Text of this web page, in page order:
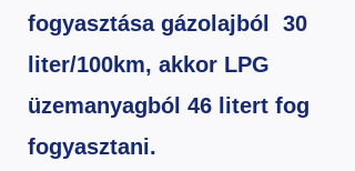
fogyasztása gázolajból 30
liter/100km, akkor LPG
üzemanyagból 46 litert fog
fogyasztani.